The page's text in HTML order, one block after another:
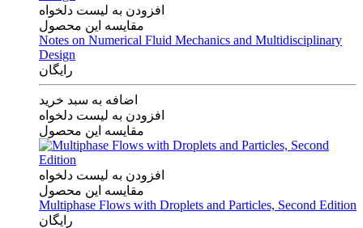
افزودن به لیست دلخواه
مقایسه این محصول
Notes on Numerical Fluid Mechanics and Multidisciplinary
Design
رایگان
اضافه به سبد خرید
افزودن به لیست دلخواه
مقایسه این محصول
افزودن به لیست دلخواه
مقایسه این محصول
Multiphase Flows with Droplets and Particles, Second Edition
رایگان